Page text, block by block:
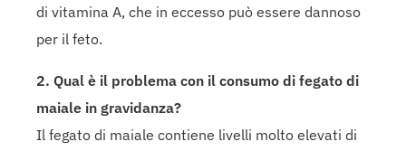
di vitamina A, che in eccesso può essere dannoso
per il feto.
2. Qual è il problema con il consumo di fegato di
maiale in gravidanza?
Il fegato di maiale contiene livelli molto elevati di